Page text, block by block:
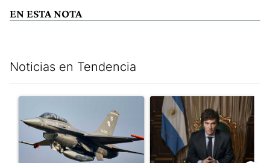
EN ESTA NOTA
Noticias en Tendencia
Un artículo de tendencia con el título "Los aviones F 16
Un artículo de tendencia